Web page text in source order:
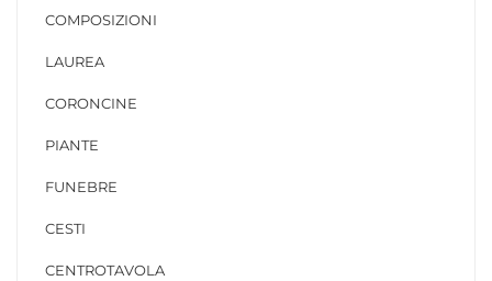
COMPOSIZIONI
LAUREA
CORONCINE
PIANTE
FUNEBRE
CESTI
CENTROTAVOLA